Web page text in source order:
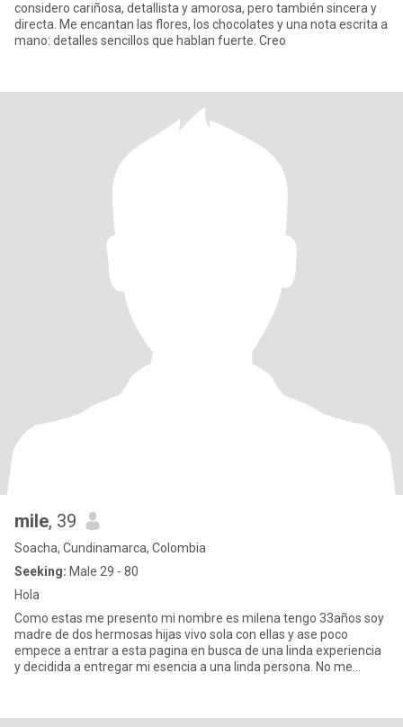
considero cariñosa, detallista y amorosa, pero también sincera y
directa. Me encantan las flores, los chocolates y una nota escrita a
mano: detalles sencillos que hablan fuerte. Creo
mile, 39
Soacha, Cundinamarca, Colombia
Seeking: Male 29 - 80
Hola
Como estas me presento mi nombre es milena tengo 33años soy
madre de dos hermosas hijas vivo sola con ellas y ase poco
empece a entrar a esta pagina en busca de una linda experiencia
y decidida a entregar mi esencia a una linda persona. No me